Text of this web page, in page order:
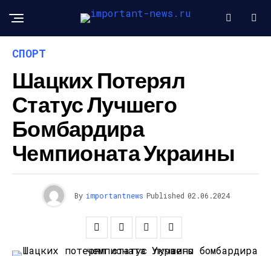
СПОРТ
Шацких Потерял
Статус Лучшего
Бомбардира
Чемпионата Украины
By importantnews Published 02.06.2024